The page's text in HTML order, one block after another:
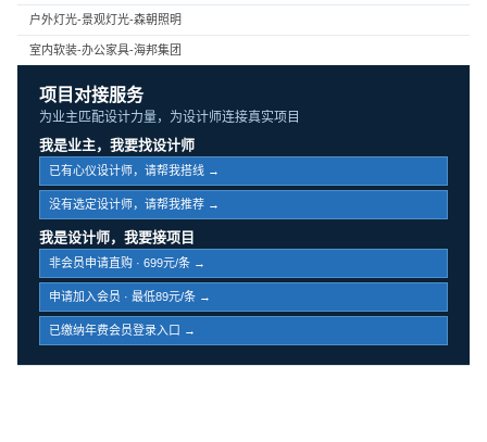
户外灯光-景观灯光-森朝照明
室内软装-办公家具-海邦集团
项目对接服务
为业主匹配设计力量，为设计师连接真实项目
我是业主，我要找设计师
已有心仪设计师，请帮我搭线 →
没有选定设计师，请帮我推荐 →
我是设计师，我要接项目
非会员申请直购 · 699元/条 →
申请加入会员 · 最低89元/条 →
已缴纳年费会员登录入口 →